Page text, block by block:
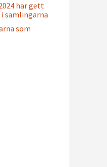
har gett
samlingarna
som